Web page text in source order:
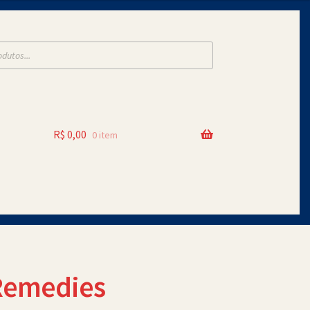
R$ 0,00 0 item